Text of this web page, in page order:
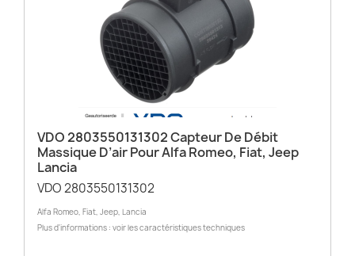
VDO 2803550131302 Capteur De Débit
Massique D’air Pour Alfa Romeo, Fiat, Jeep
Lancia
VDO 2803550131302
Alfa Romeo, Fiat, Jeep, Lancia
Plus d'informations : voir les caractéristiques techniques